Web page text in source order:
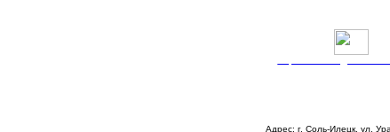
Адрес: г. Соль-Илецк, ул.